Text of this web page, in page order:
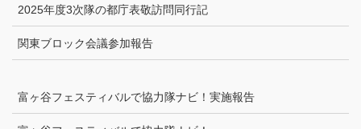
2025年度3次隊の都庁表敬訪問同行記
関東ブロック会議参加報告
富ヶ谷フェスティバルで協力隊ナビ！実施報告